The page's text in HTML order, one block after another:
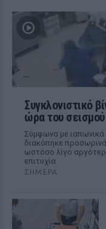
Συγκλονιστικό
ώρα του
Σύμφωνα με
διακόπηκε
ωστόσο λίγο
επιτυχία
ΣΉΜΕΡΑ